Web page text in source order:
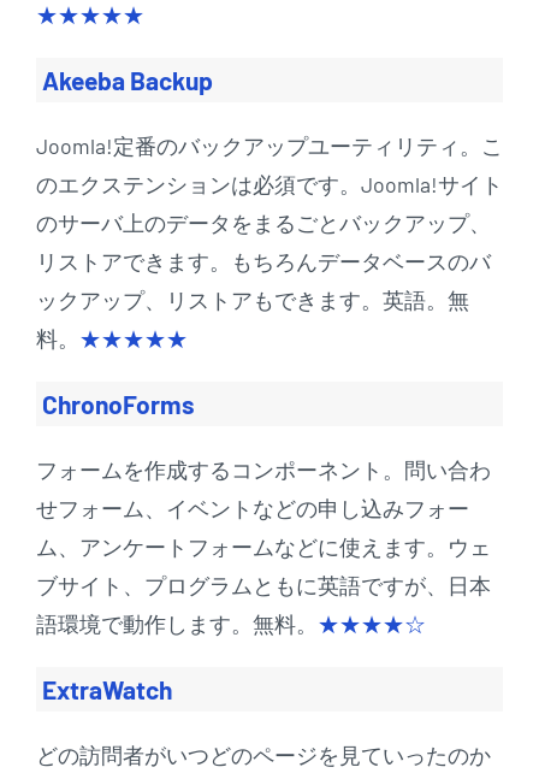
★★★★★
Akeeba Backup
Joomla!定番のバックアップユーティリティ。こ
のエクステンションは必須です。Joomla!サイト
のサーバ上のデータをまるごとバックアップ、
リストアできます。もちろんデータベースのバ
ックアップ、リストアもできます。英語。無
料。 ★★★★★
ChronoForms
フォームを作成するコンポーネント。問い合わ
せフォーム、イベントなどの申し込みフォー
ム、アンケートフォームなどに使えます。ウェ
ブサイト、プログラムともに英語ですが、日本
語環境で動作します。無料。 ★★★★☆
ExtraWatch
どの訪問者がいつどのページを見ていったのか